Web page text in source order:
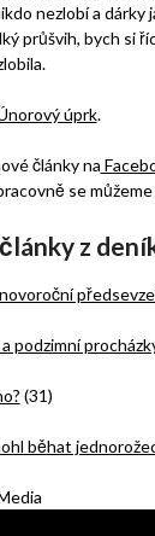
nezlobí a dárky
průšvih, bych si
úprk.
články na
se
z
podzimní
(31)
běhat